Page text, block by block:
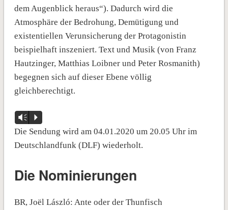
dem Augenblick heraus“). Dadurch wird die
Atmosphäre der Bedrohung, Demütigung und
existentiellen Verunsicherung der Protagonistin
beispielhaft inszeniert. Text und Musik (von Franz
Hautzinger, Matthias Loibner und Peter Rosmanith)
begegnen sich auf dieser Ebene völlig
gleichberechtigt.
Audio-
Player
Vm P
Die Sendung wird am 04.01.2020 um 20.05 Uhr im
Deutschlandfunk (DLF) wiederholt.
Die Nominierungen
BR, Joël László: Ante oder der Thunfisch